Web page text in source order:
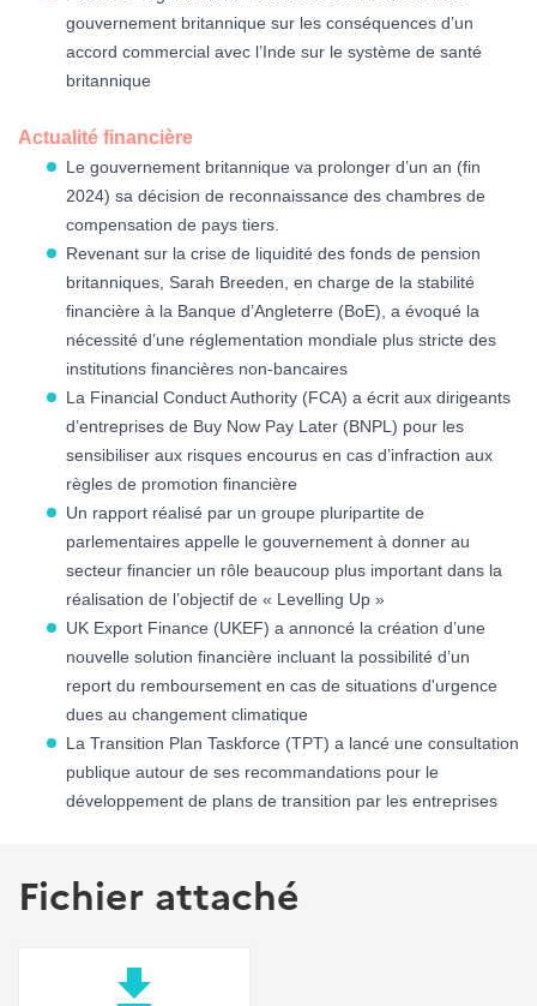
gouvernement britannique sur les conséquences d’un
accord commercial avec l’Inde sur le système de santé
britannique
Actualité financière
Le gouvernement britannique va prolonger d’un an (fin
2024) sa décision de reconnaissance des chambres de
compensation de pays tiers.
Revenant sur la crise de liquidité des fonds de pension
britanniques, Sarah Breeden, en charge de la stabilité
financière à la Banque d’Angleterre (BoE), a évoqué la
nécessité d’une réglementation mondiale plus stricte des
institutions financières non-bancaires
La Financial Conduct Authority (FCA) a écrit aux dirigeants
d’entreprises de Buy Now Pay Later (BNPL) pour les
sensibiliser aux risques encourus en cas d’infraction aux
règles de promotion financière
Un rapport réalisé par un groupe pluripartite de
parlementaires appelle le gouvernement à donner au
secteur financier un rôle beaucoup plus important dans la
réalisation de l’objectif de « Levelling Up »
UK Export Finance (UKEF) a annoncé la création d’une
nouvelle solution financière incluant la possibilité d’un
report du remboursement en cas de situations d'urgence
dues au changement climatique
La Transition Plan Taskforce (TPT) a lancé une consultation
publique autour de ses recommandations pour le
développement de plans de transition par les entreprises
Fichier attaché
file_download